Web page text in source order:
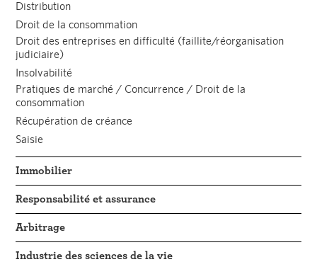
Distribution
Droit de la consommation
Droit des entreprises en difficulté (faillite/réorganisation
judiciaire)
Insolvabilité
Pratiques de marché / Concurrence / Droit de la
consommation
Récupération de créance
Saisie
Immobilier
Responsabilité et assurance
Arbitrage
Industrie des sciences de la vie